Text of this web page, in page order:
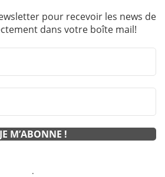
pour recevoir les news de
dans votre boîte mail!
.